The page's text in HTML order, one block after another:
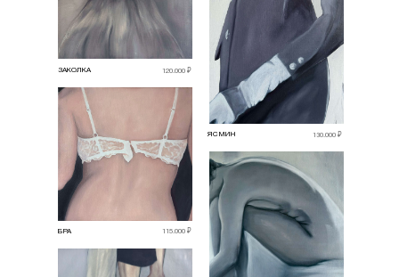
ЯСМИН 130.000 ₽
БРА 115.000 ₽
ЗАКОЛКА 120.000 ₽